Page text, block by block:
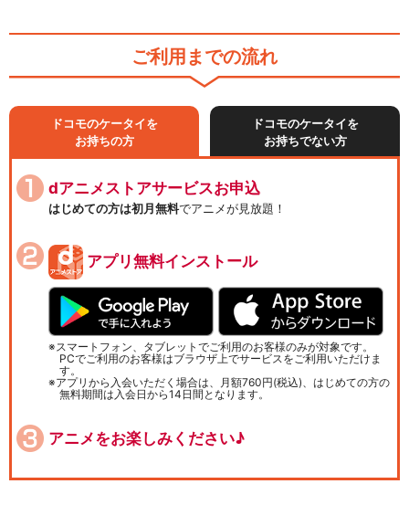
ご利用までの流れ
ドコモのケータイを
お持ちの方
ドコモのケータイを
お持ちでない方
dアニメストアサービスお申込
はじめての方は初月無料でアニメが見放題！
アプリ無料インストール
スマートフォン、タブレットでご利用のお客様のみが対象です。
PCでご利用のお客様はブラウザ上でサービスをご利用いただけま
す。
アプリから入会いただく場合は、月額760円(税込)、はじめての方の
無料期間は入会日から14日間となります。
アニメをお楽しみください♪